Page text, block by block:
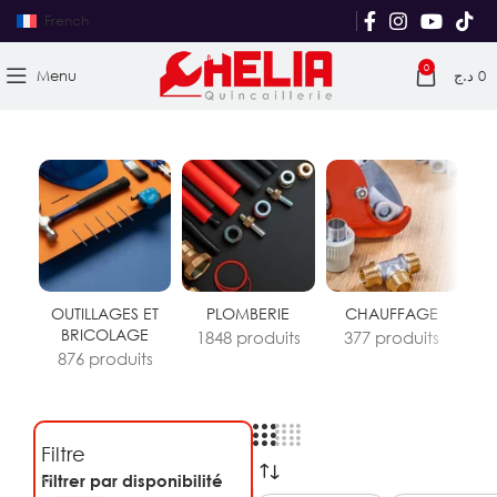
French
Menu 0 0 د.ج
OUTILLAGES ET
BRICOLAGE
876 produits
PLOMBERIE
1848 produits
CHAUFFAGE
377 produits
Filtre
Filtrer par disponibilité